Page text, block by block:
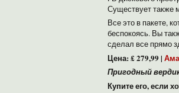
Существует также
Все это в пакете,
беспокоясь. Вы
сделал все прямо
Цена: £ 279,99 |
Пригодный
Купите его, если